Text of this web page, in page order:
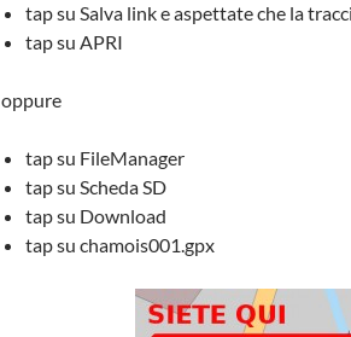
tap su Salva link e aspettate che la
tap su APRI
oppure
tap su FileManager
tap su Scheda SD
tap su Download
tap su chamois001.gpx